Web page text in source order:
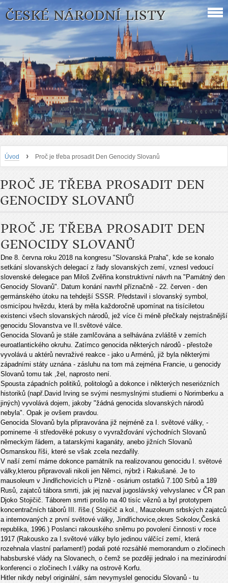
ČESKÉ NÁRODNÍ LISTY
Úvod › Proč je třeba prosadit Den Genocidy Slovanů
PROČ JE TŘEBA PROSADIT DEN
GENOCIDY SLOVANŮ
PROČ JE TŘEBA PROSADIT DEN
GENOCIDY SLOVANŮ
Dne 8. června roku 2018 na kongresu "Slovanská Praha", kde se konalo
setkání slovanských delegací z řady slovanských zemí, vznesl vedoucí
slovenské delegace pan Miloš Zvěřina konstruktivní návrh na "Památný den
Genocidy Slovanů". Datum konání navrhl příznačně - 22. červen - den
germánského útoku na tehdejší SSSR. Představil i slovanský symbol,
osmicípou hvězdu, která by měla každoročně upomínat na tisíciletou
existenci všech slovanských národů, jež více či méně přečkaly nejstrašnější
genocidu Slovanstva ve II.světové válce.
Genocida Slovanů je stále zamlčována a selhávána zvláště v zemích
euroatlantického okruhu. Zatímco genocida některých národů - přestože
vyvolává u aktérů nevraživé reakce - jako u Arménů, již byla některými
západními státy uznána - zásluhu na tom má zejména Francie, u genocidy
Slovanů tomu tak ,žel, naprosto není.
Spousta západních politiků, politologů a dokonce i některých neseriózních
historiků (např.David Irving se svými nesmyslnými studiemi o Norimberku a
jiných) vyvolává dojem, jakoby "žádná genocida slovanských národů
nebyla". Opak je ovšem pravdou.
Genocida Slovanů byla připravována již nejméně za I. světové války, -
pomineme -li středověké pokusy o vyvražďování východních Slovanů
německým řádem, a tatarskými kaganáty, anebo jižních Slovanů
Osmanskou říši, které se však zcela nezdařily.
V naší zemí máme dokonce památník na realizovanou genocidu I. světové
války,kterou připravovali nikoli jen Němci, nýbrž i Rakušané. Je to
mausoleum v Jindřichovicích u Plzně - osárium ostatků 7.100 Srbů a 189
Rusů, zajatců tábora smrti, jak jej nazval jugoslávský velvyslanec v ČR pan
Djoko Stojičič. Táborem smrti prošlo na 40 tisíc věznů a byl prototypem
koncentračních táborů III. říše.( Stojičič a kol., Mauzoleum srbských zajatců
a internovaných z první světové války, Jindřichovice,okres Sokolov,Česká
republika, 1996.) Poslanci rakouského sněmu po povolení činnosti v roce
1917 (Rakousko za I.světové války bylo jedinou válčící zemí, která
rozehnala vlastní parlament!) podali poté rozsáhlé memorandum o zločinech
habsburské vlády na Slovanech, o čemž se později jednalo i na mezinárodní
konferenci o zločinech I.války na ostrově Korfu.
Hitler nikdy nebyl originální, sám nevymyslel genocidu Slovanů - tu